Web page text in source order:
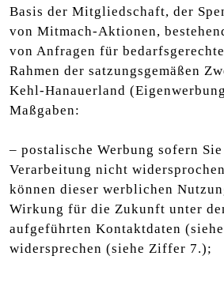
Basis der Mitgliedschaft, der
von Mitmach-Aktionen,
von Anfragen für
Rahmen der satzungsgemäßen
Kehl-Hanauerland
Maßgaben:
– postalische Werbung sofern
Verarbeitung nicht
können dieser werblichen
Wirkung für die Zukunft unter
aufgeführten Kontaktdaten
widersprechen (siehe Ziffer 7.);